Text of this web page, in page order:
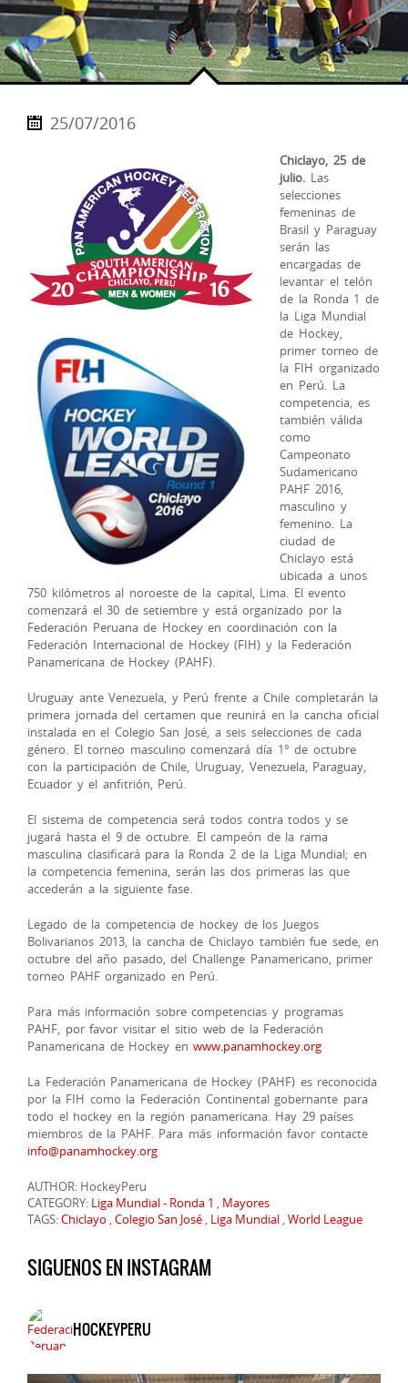
25/07/2016
Chiclayo, 25 de
julio. Las
selecciones
femeninas de
Brasil y Paraguay
serán las
encargadas de
levantar el telón
de la Ronda 1 de
la Liga Mundial
de Hockey,
primer torneo de
la FIH organizado
en Perú. La
competencia, es
también válida
como
Campeonato
Sudamericano
PAHF 2016,
masculino y
femenino. La
ciudad de
Chiclayo está
ubicada a unos
750 kilómetros al noroeste de la capital, Lima. El evento
comenzará el 30 de setiembre y está organizado por la
Federación Peruana de Hockey en coordinación con la
Federación Internacional de Hockey (FIH) y la Federación
Panamericana de Hockey (PAHF).
Uruguay ante Venezuela, y Perú frente a Chile completarán la
primera jornada del certamen que reunirá en la cancha oficial
instalada en el Colegio San José, a seis selecciones de cada
género. El torneo masculino comenzará día 1° de octubre
con la participación de Chile, Uruguay, Venezuela, Paraguay,
Ecuador y el anfitrión, Perú.
El sistema de competencia será todos contra todos y se
jugará hasta el 9 de octubre. El campeón de la rama
masculina clasificará para la Ronda 2 de la Liga Mundial; en
la competencia femenina, serán las dos primeras las que
accederán a la siguiente fase.
Legado de la competencia de hockey de los Juegos
Bolivarianos 2013, la cancha de Chiclayo también fue sede, en
octubre del año pasado, del Challenge Panamericano, primer
torneo PAHF organizado en Perú.
Para más información sobre competencias y programas
PAHF, por favor visitar el sitio web de la Federación
Panamericana de Hockey enwww.panamhockey.org
La Federación Panamericana de Hockey (PAHF) es reconocida
por la FIH como la Federación Continental gobernante para
todo el hockey en la región panamericana. Hay 29 países
miembros de la PAHF. Para más información favor contacte
info@panamhockey.org
AUTHOR: HockeyPeru
CATEGORY: Liga Mundial - Ronda 1 , Mayores
TAGS:Chiclayo ,Colegio San José , Liga Mundial ,World League
SIGUENOS EN INSTAGRAM
HOCKEYPERU